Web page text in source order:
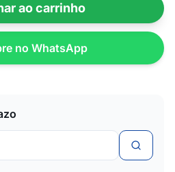
ao carrinho
no WhatsApp